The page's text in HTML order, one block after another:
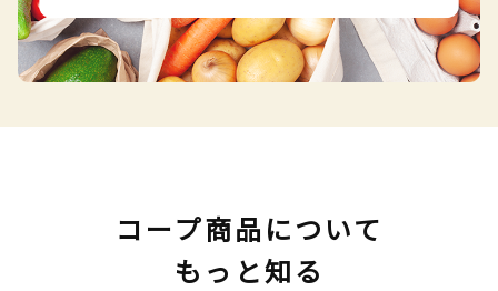
コープ商品について
もっと知る